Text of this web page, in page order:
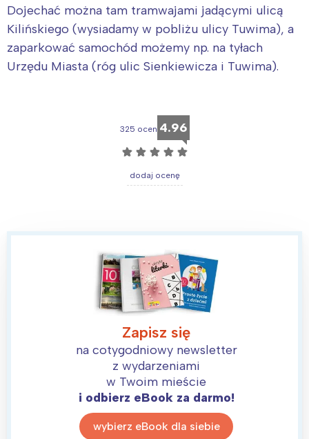
Dojechać można tam tramwajami jadącymi ulicą
Kilińskiego (wysiadamy w pobliżu ulicy Tuwima), a
zaparkować samochód możemy np. na tyłach
Urzędu Miasta (róg ulic Sienkiewicza i Tuwima).
325 ocen 4.96
☆ ☆ ☆ ☆ ☆
dodaj ocenę
Zapisz się
na cotygodniowy newsletter
z wydarzeniami
w Twoim mieście
i odbierz eBook za darmo!
wybierz eBook dla siebie